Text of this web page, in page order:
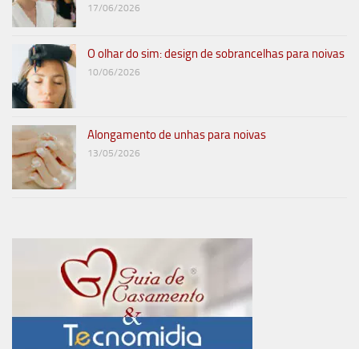
17/06/2026
O olhar do sim: design de sobrancelhas para noivas
10/06/2026
Alongamento de unhas para noivas
13/05/2026